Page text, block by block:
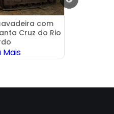
com
Cruz do Rio
Mais